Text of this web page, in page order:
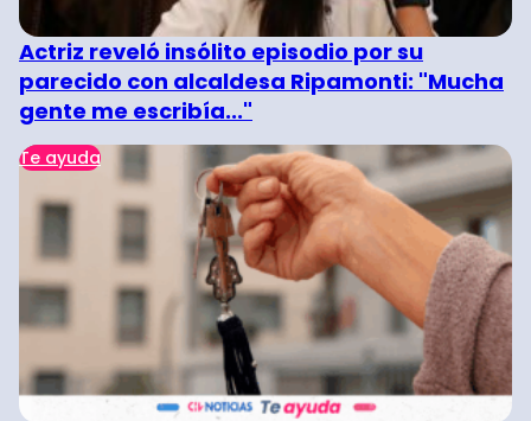
Actriz reveló insólito episodio por su
parecido con alcaldesa Ripamonti: "Mucha
gente me escribía..."
Te ayuda